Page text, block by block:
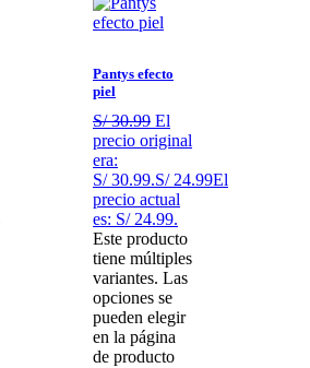
Pantys efecto
piel
S/30.99 El
precio original
era:
S/ 30.99.S/24.99El
precio actual
es: S/ 24.99.
Este producto
tiene múltiples
variantes. Las
opciones se
pueden elegir
en la página
de producto